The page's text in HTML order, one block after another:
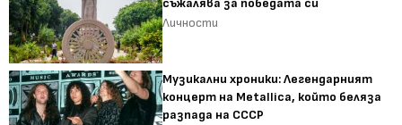
съжалява за победата си
Личности
Музикални хроники: Легендарният
концерт на Metallica, който беляза
разпада на СССР